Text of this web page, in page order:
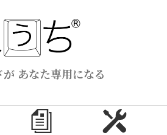
あなた専用になる